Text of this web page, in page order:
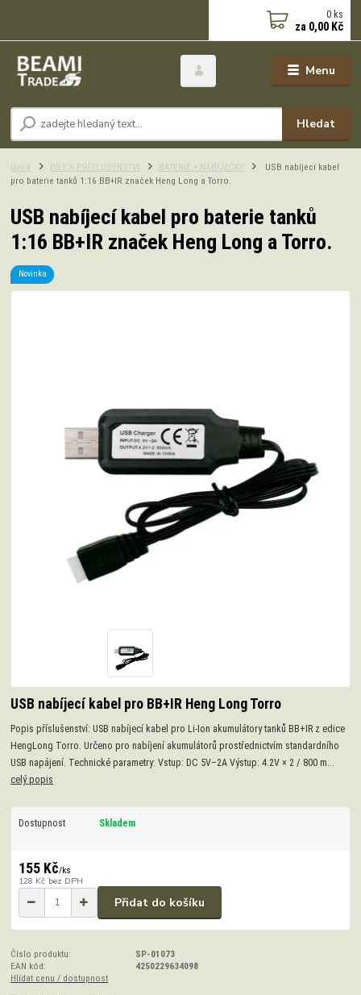
Menu
Hledat
0 ks
za 0,00 Kč
Úvod DÍLY A PŘÍSLUŠENSTVÍ BATERIE + NABÍJEČKY
USB nabíjecí kabel
pro baterie tanků 1:16 BB+IR značek Heng Long a Torro.
USB nabíjecí kabel pro baterie tanků
1:16 BB+IR značek Heng Long a Torro.
Novinka
USB nabíjecí kabel pro BB+IR Heng Long Torro
Popis příslušenství: USB nabíjecí kabel pro Li‑Ion akumulátory tanků BB+IR z edice
HengLong Torro. Určeno pro nabíjení akumulátorů prostřednictvím standardního
USB napájení. Technické parametry: Vstup: DC 5V–2A Výstup: 4.2V × 2 / 800 m...
celý popis
Dostupnost Skladem
155 Kč/ks
128 Kč bez DPH
Přidat do košíku
Číslo produktu:
SP-01073
EAN kód:
4250229634098
Hlídat cenu / dostupnost